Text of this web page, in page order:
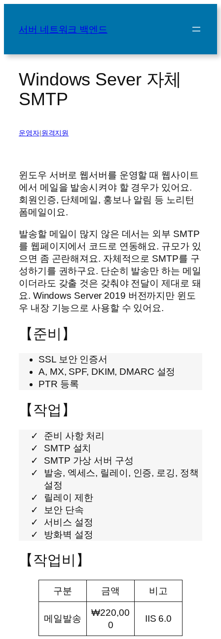
바
서버 네트워크 백엔드
Windows Sever 자체
SMTP
운영자|원격지원
윈도우 서버로 웹서버를 운영할 때 웹사이트
에서 메일을 발송시켜야 할 경우가 있어요.
회원인증, 단체메일, 홍보나 알림 등 노리턴
폼메일이요.
발송할 메일이 많지 않은 데서는 외부 SMTP
를 웹페이지에서 코드로 연동해요. 규모가 있
으면 좀 곤란해져요. 자체적으로 SMTP를 구
성하기를 권하구요. 단순히 발송만 하는 메일
이더라도 갖출 것은 갖춰야 전달이 제대로 돼
요. Windows Server 2019 버전까지만 윈도
우 내장 기능으로 사용할 수 있어요.
【준비】
SSL 보안 인증서
A, MX, SPF, DKIM, DMARC 설정
PTR 등록
【작업】
준비 사항 처리
SMTP 설치
SMTP 가상 서버 구성
발송, 엑세스, 릴레이, 인증, 로깅, 정책
설정
릴레이 제한
보안 단속
서비스 설정
방화벽 설정
【작업비】
구분 금액 비고
메일발송
₩220,00
0
IIS 6.0